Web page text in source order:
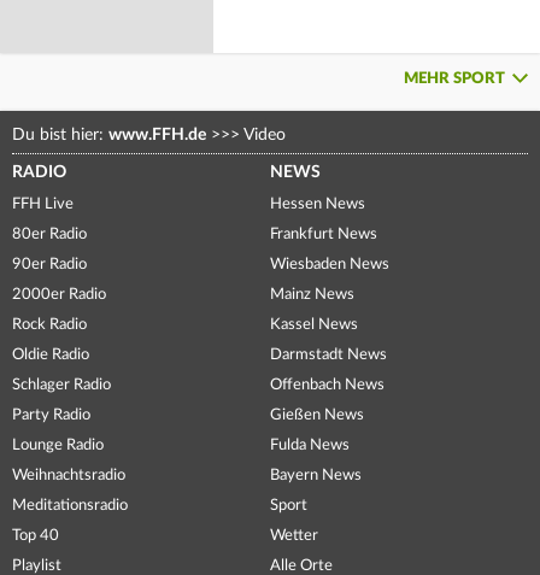
MEHR SPORT
Du bist hier: www.FFH.de >>> Video
RADIO
FFH Live
80er Radio
90er Radio
2000er Radio
Rock Radio
Oldie Radio
Schlager Radio
Party Radio
Lounge Radio
Weihnachtsradio
Meditationsradio
Top 40
Playlist
NEWS
Hessen News
Frankfurt News
Wiesbaden News
Mainz News
Kassel News
Darmstadt News
Offenbach News
Gießen News
Fulda News
Bayern News
Sport
Wetter
Alle Orte